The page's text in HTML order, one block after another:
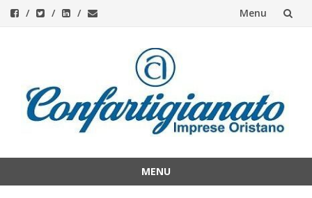
Menu
content
MENU